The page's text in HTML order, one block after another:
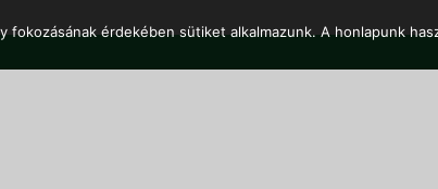
érdekében sütiket alkalmazunk. A honlapunk